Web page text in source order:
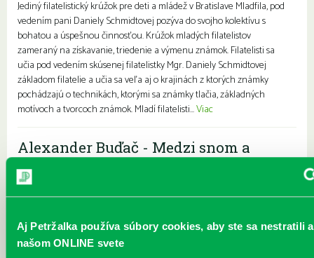
Aj Petržalka používa súbory cookies, aby ste sa nestratili
našom ONLINE svete
Jediný filatelistický krúžok pre deti a mládež v Bratislave Mladfila, pod
vedením pani Daniely Schmidtovej pozýva do svojho kolektívu s
bohatou a úspešnou činnosťou. Krúžok mladých filatelistov
zameraný na získavanie, triedenie a výmenu známok. Filatelisti sa
učia pod vedením skúsenej filatelistky Mgr. Daniely Schmidtovej
základom filatelie a učia sa veľa aj o krajinách z ktorých známky
pochádzajú o technikách, ktorými sa známky tlačia, základných
motívoch a tvorcoch známok. Mladí filatelisti...Viac
Alexander Buďač - Medzi snom a
realitou
Každý deň |
Pre dospelých
ktorého diela odrážajú všetko od grotesky až po najťažšie životné
situácie. Alexander Buďač sa výtvarnej tvorbe venuje pravidelne už